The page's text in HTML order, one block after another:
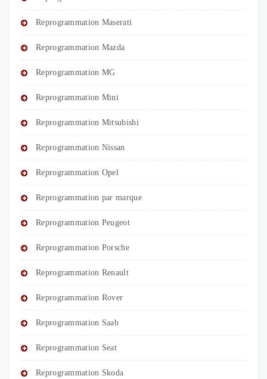
Reprogrammation Maserati
Reprogrammation Mazda
Reprogrammation MG
Reprogrammation Mini
Reprogrammation Mitsubishi
Reprogrammation Nissan
Reprogrammation Opel
Reprogrammation par marque
Reprogrammation Peugeot
Reprogrammation Porsche
Reprogrammation Renault
Reprogrammation Rover
Reprogrammation Saab
Reprogrammation Seat
Reprogrammation Skoda